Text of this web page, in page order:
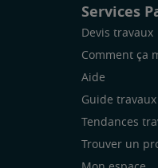
Services
Devis travaux
Comment ça
Aide
Guide travaux
Tendances
Trouver un